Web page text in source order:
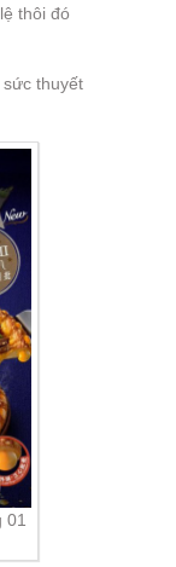
thôi đó
thuyết
01